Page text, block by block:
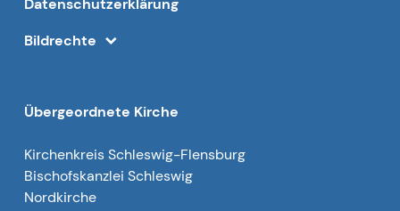
Datenschutzerklärung
Bildrechte
Übergeordnete Kirche
Kirchenkreis Schleswig-Flensburg
Bischofskanzlei Schleswig
Nordkirche